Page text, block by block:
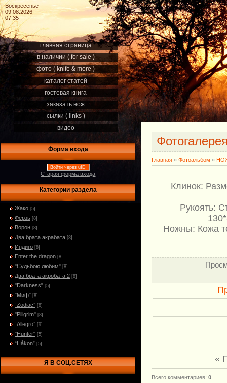
Воскресенье
09.08.2026
07:35
главная страница
в наличии ( for sale )
фото ( knife & more )
каталог статей
гостевая книга
заказать нож
сылки ( links )
видео
Форма входа
Войти через uID
Старая форма входа
Категории раздела
Жако [5]
Ферзь [8]
Ворон [8]
Два брата акрабата [8]
Индиго [8]
Enter the dragon [8]
"Судьбою любим" [8]
Два брата акробата 2 [8]
"Darkness" [5]
"Миф" [8]
“Zodiac” [8]
"Piligrim" [8]
“Allegro” [9]
"Hunter" [5]
“Håkon” [5]
Я В СОЦ.СЕТЯХ
Главная » Фотоальбом »
Клинок:
Рукоять:
Ножны: Кожа
«
Всего комментариев: 0